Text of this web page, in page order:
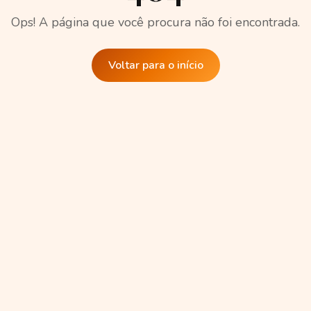
Ops! A página que você procura não foi encontrada.
Voltar para o início